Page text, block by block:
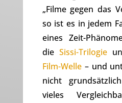
„Filme gegen das
so ist es in jedem
eines Zeit-
die Sissi-Trilogie
Film-Welle– und
nicht
vieles